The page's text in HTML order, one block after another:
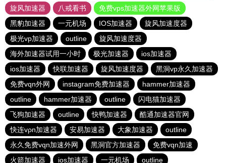
旋风加速器
八戒看书
免费vps加速器外网苹果版
黑豹加速器
一元机场 IOS加速器
旋风加速度器
极光vp加速器
outline
旋风加速度器
海外加速器试用一小时
极光加速器
ios加速器
ios加速器
快联加速器 旋风加速度器
黑洞vp永久加速器
免费vqn外网
instagram免费加速器
hammer加速器
outline
hammer加速器 outline
闪电猫加速器
飞狗加速器
outline 快鸭加速器
酷通加速器官网
快连vρn加速器
安易加速器 大象加速器
outline
永久免费vqn加速外网
黑洞官方加速器
免费vqn加速
火箭加速器
ios加速器 一元机场 outline